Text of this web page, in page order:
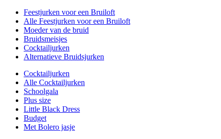
Feestjurken voor een Bruiloft
Alle Feestjurken voor een Bruiloft
Moeder van de bruid
Bruidsmeisjes
Cocktailjurken
Alternatieve Bruidsjurken
Cocktailjurken
Alle Cocktailjurken
Schoolgala
Plus size
Little Black Dress
Budget
Met Bolero jasje